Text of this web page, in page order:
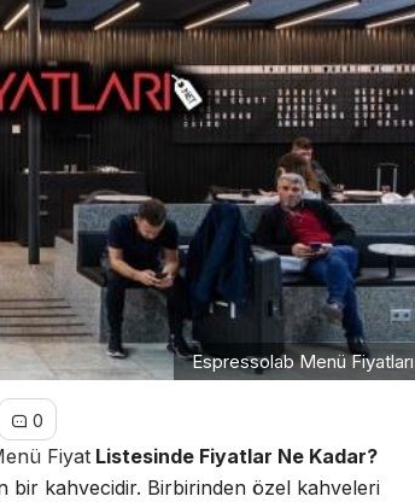
Espressolab Menü Fiyatları
0
Fiyat Listesinde Fiyatlar Ne Kadar?
bir kahvecidir. Birbirinden özel kahveleri